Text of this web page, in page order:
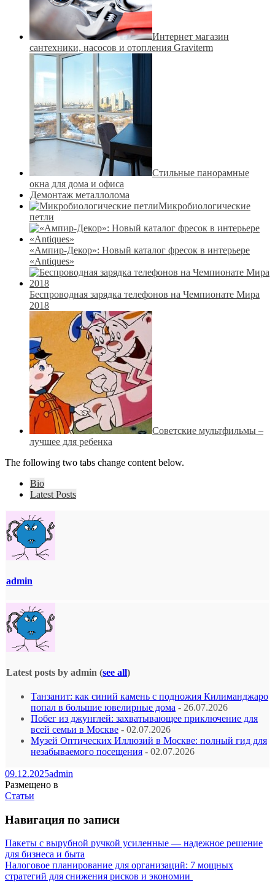
Интернет магазин
сантехники, насосов и отопления Graviterm
Стильные панорамные
окна для дома и офиса
Демонтаж металлолома
Микробиологические
петли
«Ампир-Декор»: Новый каталог фресок в интерьере
«Antiques»
Беспроводная зарядка телефонов на Чемпионате Мира
2018
Советские мультфильмы –
лучшее для ребенка
The following two tabs change content below.
Bio
Latest Posts
admin
Latest posts by admin (see all)
Танзанит: как синий камень с подножия Килиманджаро
попал в большие ювелирные дома - 26.07.2026
Побег из джунглей: захватывающее приключение для
всей семьи в Москве - 02.07.2026
Музей Оптических Иллюзий в Москве: полный гид для
незабываемого посещения - 02.07.2026
09.12.2025admin
Размещено в
Статьи
Навигация по записи
Пакеты с вырубной ручкой усиленные — надежное решение
для бизнеса и быта
Налоговое планирование для организаций: 7 мощных
стратегий для снижения рисков и экономии